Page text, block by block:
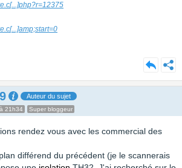
[...]php?r=12375
[...]amp;start=0
Auteur du sujet
21h34 Super bloggeur
rendez vous avec les commercial des
différend du précédent (je le scannerais